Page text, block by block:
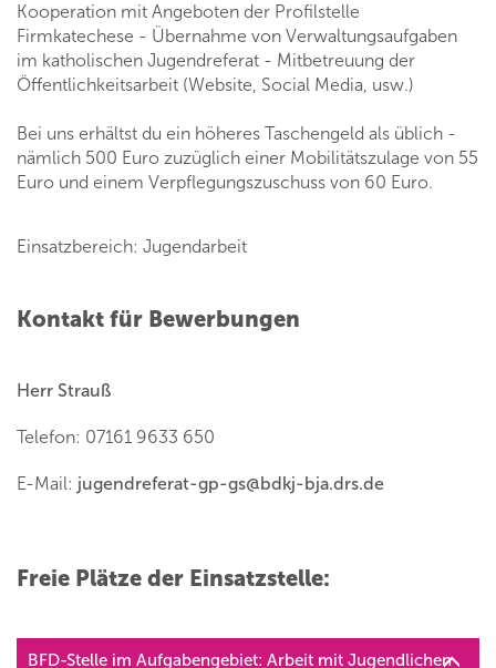
Kooperation mit Angeboten der Profilstelle
Firmkatechese - Übernahme von Verwaltungsaufgaben
im katholischen Jugendreferat - Mitbetreuung der
Öffentlichkeitsarbeit (Website, Social Media, usw.)
Bei uns erhältst du ein höheres Taschengeld als üblich -
nämlich 500 Euro zuzüglich einer Mobilitätszulage von 55
Euro und einem Verpflegungszuschuss von 60 Euro.
Einsatzbereich: Jugendarbeit
Kontakt für Bewerbungen
Herr Strauß
Telefon: 07161 9633 650
E-Mail: jugendreferat-gp-gs@bdkj-bja.drs.de
Freie Plätze der Einsatzstelle:
BFD-Stelle im Aufgabengebiet: Arbeit mit Jugendlichen